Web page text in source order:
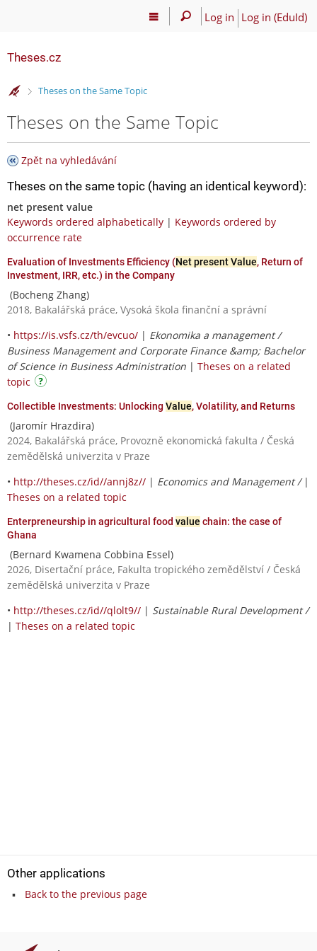
Log in Log in (EduId)
Theses.cz
>
Theses on the Same Topic
Theses on the Same Topic
Zpět na vyhledávání
Theses on the same topic (having an identical keyword):
net present value
Keywords ordered alphabetically | Keywords ordered by
occurrence rate
Evaluation of Investments Efficiency (Net present Value, Return of
Investment, IRR, etc.) in the Company
(Bocheng Zhang)
2018, Bakalářská práce, Vysoká škola finanční a správní
• https://is.vsfs.cz/th/evcuo/ | Ekonomika a management /
Business Management and Corporate Finance &amp; Bachelor
of Science in Business Administration | Theses on a related
topic
Collectible Investments: Unlocking Value, Volatility, and Returns
(Jaromír Hrazdira)
2024, Bakalářská práce, Provozně ekonomická fakulta / Česká
zemědělská univerzita v Praze
• http://theses.cz/id//annj8z// | Economics and Management / |
Theses on a related topic
Enterpreneurship in agricultural food value chain: the case of
Ghana
(Bernard Kwamena Cobbina Essel)
2026, Disertační práce, Fakulta tropického zemědělství / Česká
zemědělská univerzita v Praze
• http://theses.cz/id//qlolt9// | Sustainable Rural Development /
| Theses on a related topic
Other applications
Back to the previous page